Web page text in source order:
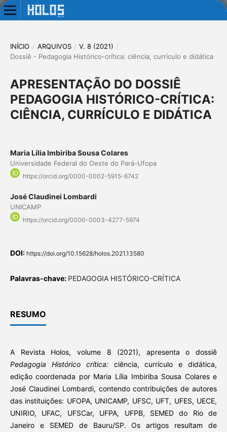
INÍCIO / ARQUIVOS / V. 8 (2021) /
Dossiê - Pedagogia Histórico-crítica: ciência, currículo e didática
APRESENTAÇÃO DO DOSSIÊ
PEDAGOGIA HISTÓRICO-CRÍTICA:
CIÊNCIA, CURRÍCULO E DIDÁTICA
Maria Lília Imbiriba Sousa Colares
Universidade Federal do Oeste do Pará-Ufopa
https://orcid.org/0000-0002-5915-6742
José Claudinei Lombardi
UNICAMP
https://orcid.org/0000-0003-4277-5974
DOI: https://doi.org/10.15628/holos.2021.13580
Palavras-chave: PEDAGOGIA HISTÓRICO-CRÍTICA
RESUMO
A Revista Holos, volume 8 (2021), apresenta o dossiê
Pedagogia Histórico crítica: ciência, currículo e didática,
edição coordenada por Maria Lília Imbiriba Sousa Colares e
José Claudinei Lombardi, contendo contribuições de autores
das instituições: UFOPA, UNICAMP, UFSC, UFT, UFES, UECE,
UNIRIO, UFAC, UFSCar, UFPA, UFPB, SEMED do Rio de
Janeiro e SEMED de Bauru/SP. Os artigos resultam de